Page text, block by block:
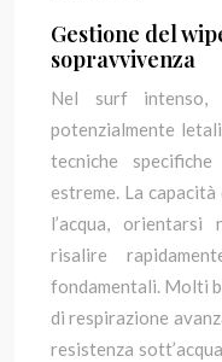
Gestione del
sopravvivenza
Nel surf
potenzialmente
tecniche
estreme. La
l’acqua,
risalire
fondamentali. Molti
di respirazione
resistenza